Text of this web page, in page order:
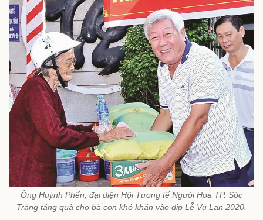
Ông Huỳnh Phến, đại diện Hội Tương tế Người Hoa TP. Sóc
Trăng tặng quà cho bà con khó khăn vào dịp Lễ Vu Lan 2020.